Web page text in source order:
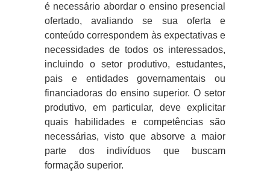
é necessário abordar o ensino presencial
ofertado, avaliando se sua oferta e
conteúdo correspondem às expectativas e
necessidades de todos os interessados,
incluindo o setor produtivo, estudantes,
pais e entidades governamentais ou
financiadoras do ensino superior. O setor
produtivo, em particular, deve explicitar
quais habilidades e competências são
necessárias, visto que absorve a maior
parte dos indivíduos que buscam
formação superior.